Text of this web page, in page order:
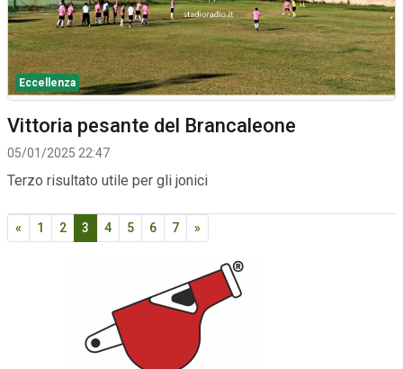
Eccellenza
Vittoria pesante del Brancaleone
05/01/2025 22:47
Terzo risultato utile per gli jonici
« 1 2 3 4 5 6 7 »